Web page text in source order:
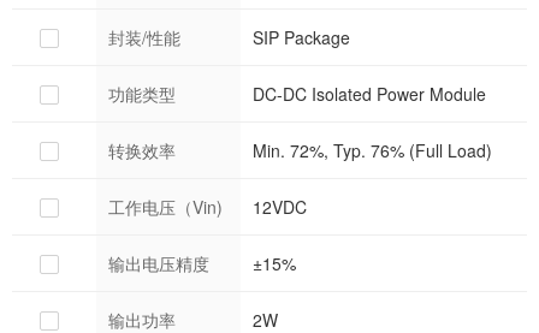
封装/性能 SIP Package
功能类型 DC-DC Isolated Power Module
转换效率 Min. 72%, Typ. 76% (Full Load)
工作电压（Vin) 12VDC
输出电压精度 ±15%
输出功率 2W